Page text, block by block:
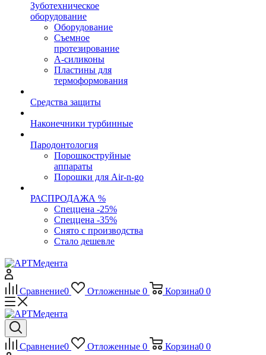
Зуботехническое
оборудование
Оборудование
Съемное
протезирование
А-силиконы
Пластины для
термоформования
Средства защиты
Наконечники турбинные
Пародонтология
Порошкоструйные
аппараты
Порошки для Air-n-go
РАСПРОДАЖА %
Спеццена -25%
Спеццена -35%
Снято с производства
Стало дешевле
Сравнение0 Отложенные 0 Корзина0 0
Сравнение0 Отложенные 0 Корзина0 0